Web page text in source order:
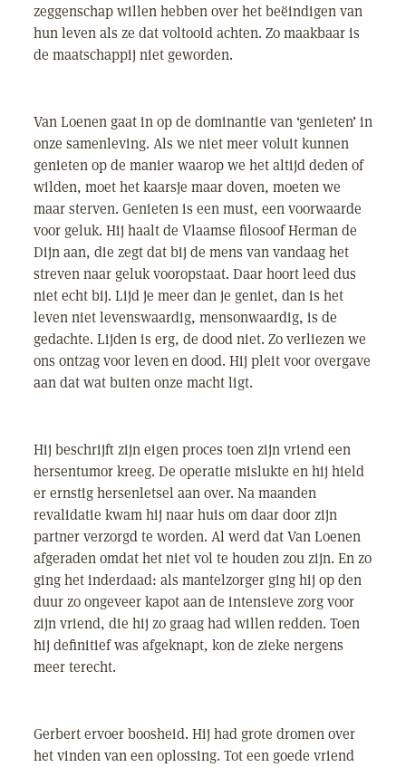
zeggenschap willen hebben over het beëindigen van
hun leven als ze dat voltooid achten. Zo maakbaar is
de maatschappij niet geworden.
Van Loenen gaat in op de dominantie van ‘genieten’ in
onze samenleving. Als we niet meer voluit kunnen
genieten op de manier waarop we het altijd deden of
wilden, moet het kaarsje maar doven, moeten we
maar sterven. Genieten is een must, een voorwaarde
voor geluk. Hij haalt de Vlaamse filosoof Herman de
Dijn aan, die zegt dat bij de mens van vandaag het
streven naar geluk vooropstaat. Daar hoort leed dus
niet echt bij. Lijd je meer dan je geniet, dan is het
leven niet levenswaardig, mensonwaardig, is de
gedachte. Lijden is erg, de dood niet. Zo verliezen we
ons ontzag voor leven en dood. Hij pleit voor overgave
aan dat wat buiten onze macht ligt.
Hij beschrijft zijn eigen proces toen zijn vriend een
hersentumor kreeg. De operatie mislukte en hij hield
er ernstig hersenletsel aan over. Na maanden
revalidatie kwam hij naar huis om daar door zijn
partner verzorgd te worden. Al werd dat Van Loenen
afgeraden omdat het niet vol te houden zou zijn. En zo
ging het inderdaad: als mantelzorger ging hij op den
duur zo ongeveer kapot aan de intensieve zorg voor
zijn vriend, die hij zo graag had willen redden. Toen
hij definitief was afgeknapt, kon de zieke nergens
meer terecht.
Gerbert ervoer boosheid. Hij had grote dromen over
het vinden van een oplossing. Tot een goede vriend